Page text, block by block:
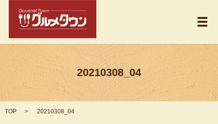
メ
20210308_04
TOP 20210308_04